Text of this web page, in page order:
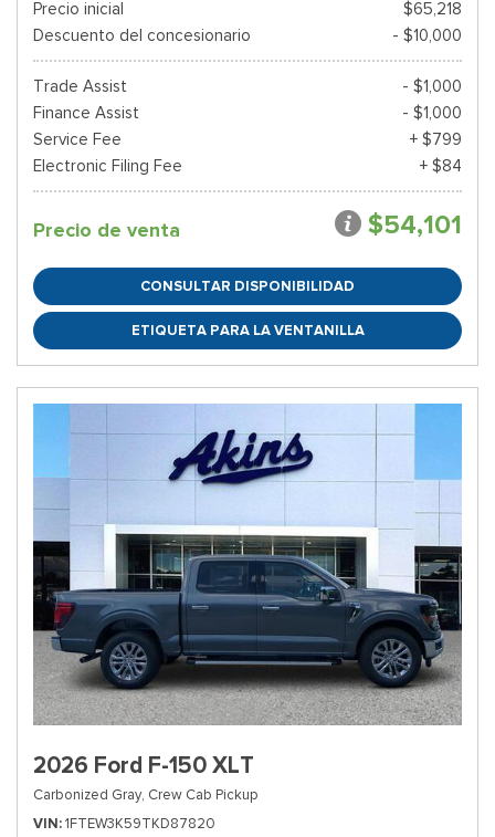
Precio inicial
$65,218
Descuento del concesionario
- $10,000
Trade Assist
- $1,000
Finance Assist
- $1,000
Service Fee
+ $799
Electronic Filing Fee
+ $84
Precio de venta $54,101
CONSULTAR DISPONIBILIDAD
ETIQUETA PARA LA VENTANILLA
2026 Ford F-150 XLT
Carbonized Gray, Crew Cab Pickup
VIN 1FTEW3K59TKD87820